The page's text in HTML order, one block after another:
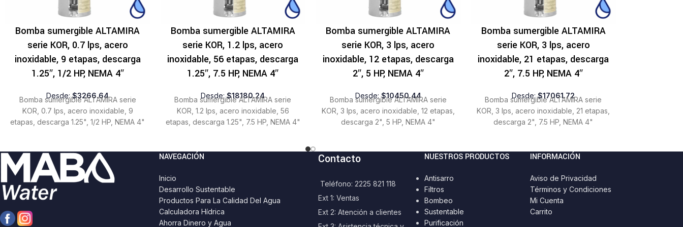
Bomba sumergible ALTAMIRA
serie KOR, 0.7 lps, acero
inoxidable, 9 etapas, descarga
1.25″, 1/2 HP, NEMA 4″
Desde:$3266.64
Bomba sumergible ALTAMIRA serie
KOR, 0.7 lps, acero inoxidable, 9
etapas, descarga 1.25", 1/2 HP, NEMA 4"
Bomba sumergible ALTAMIRA
serie KOR, 1.2 lps, acero
inoxidable, 56 etapas, descarga
1.25″, 7.5 HP, NEMA 4″
Desde:$18180.24
Bomba sumergible ALTAMIRA serie
KOR, 1.2 lps, acero inoxidable, 56
etapas, descarga 1.25", 7.5 HP, NEMA 4"
Bomba sumergible ALTAMIRA
serie KOR, 3 lps, acero
inoxidable, 12 etapas, descarga
2″, 5 HP, NEMA 4″
Desde:$10450.44
Bomba sumergible ALTAMIRA serie
KOR, 3 lps, acero inoxidable, 12 etapas,
descarga 2", 5 HP, NEMA 4"
Bomba sumergible ALTAMIRA
serie KOR, 3 lps, acero
inoxidable, 21 etapas, descarga
2″, 7.5 HP, NEMA 4″
Desde:$17061.72
Bomba sumergible ALTAMIRA serie
KOR, 3 lps, acero inoxidable, 21 etapas,
descarga 2", 7.5 HP, NEMA 4"
NAVEGACIÓN
Inicio
Desarrollo Sustentable
Productos Para La Calidad Del Agua
Calculadora Hídrica
Ahorra Dinero y Agua
Contacto
Teléfono: 2225 821 118
Ext 1: Ventas
Ext 2: Atención a clientes
NUESTROS PRODUCTOS
Antisarro
Filtros
Bombeo
Sustentable
Purificación
INFORMACIÓN
Aviso de Privacidad
Términos y Condiciones
Mi Cuenta
Carrito